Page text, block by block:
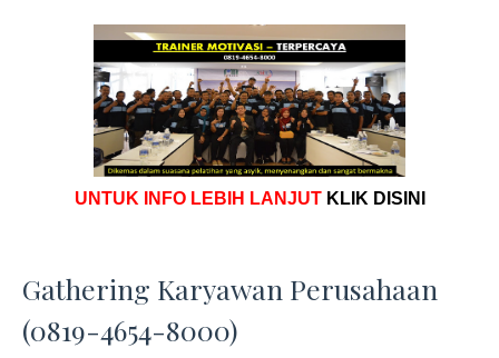
UNTUK INFO LEBIH LANJUT KLIK DISINI
Gathering Karyawan Perusahaan
(0819-4654-8000)